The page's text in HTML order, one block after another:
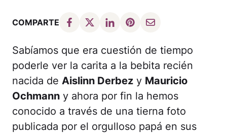
COMPARTE
Sabíamos que era cuestión de tiempo
poderle ver la carita a la bebita recién
nacida de Aislinn Derbez y Mauricio
Ochmann y ahora por fin la hemos
conocido a través de una tierna foto
publicada por el orgulloso papá en sus